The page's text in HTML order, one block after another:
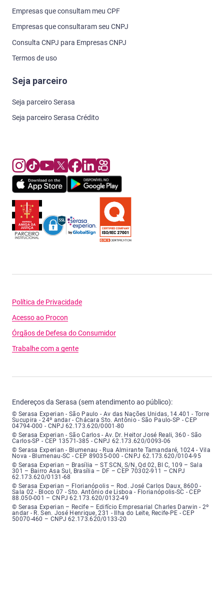
Empresas que consultam meu CPF
Empresas que consultaram seu CNPJ
Consulta CNPJ para Empresas CNPJ
Termos de uso
Seja parceiro
Seja parceiro Serasa
Seja parceiro Serasa Crédito
Política de Privacidade
Acesso ao Procon
Órgãos de Defesa do Consumidor
Trabalhe com a gente
Endereços da Serasa (sem atendimento ao público):
Serasa Experian - São Paulo - Endereço: Avenida das Nações Unidas,
© Serasa Experian - São Paulo - Av das Nações Unidas, 14.401 - Torre
Sucupira - 24º andar - Chácara Sto. Antônio - São Paulo-SP - CEP
04794-000 - CNPJ 62.173.620/0001-80
Serasa Experian - São Carlos - Endereço: Avenida Doutor Heitor José
© Serasa Experian - São Carlos - Av. Dr. Heitor José Reali, 360 - São
Carlos-SP - CEP 13571-385 - CNPJ 62.173.620/0093-06
Serasa Experian - Blumenau - Endereço: Rua Almirante Tamandaré,
© Serasa Experian - Blumenau - Rua Almirante Tamandaré, 1024 - Vila
Nova - Blumenau-SC - CEP 89035-000 - CNPJ 62.173.620/0104-95
Serasa Experian - Brasília, Endereço: Setor Comercial Norte, sem
© Serasa Experian – Brasília – ST SCN, S/N, Qd 02, Bl C, 109 – Sala
301 – Bairro Asa Sul, Brasília – DF – CEP 70302-911 – CNPJ
62.173.620/0131-68
Serasa Experian - Florianópolis, Endereço: Rodovia José Carlos, número
© Serasa Experian – Florianópolis – Rod. José Carlos Daux, 8600 -
Sala 02 - Bloco 07 - Sto. Antônio de Lisboa - Florianópolis-SC - CEP
88.050-001 – CNPJ 62.173.620/0132-49
Serasa Experian - Recife, Endereço: Edifício Empresarial Charles Darwin,
© Serasa Experian – Recife – Edifício Empresarial Charles Darwin - 2º
andar - R. Sen. José Henrique, 231 - Ilha do Leite, Recife-PE - CEP
50070-460 – CNPJ 62.173.620/0133-20